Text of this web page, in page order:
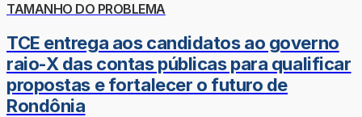
TAMANHO DO PROBLEMA
TCE entrega aos candidatos ao governo
raio-X das contas públicas para qualificar
propostas e fortalecer o futuro de
Rondônia